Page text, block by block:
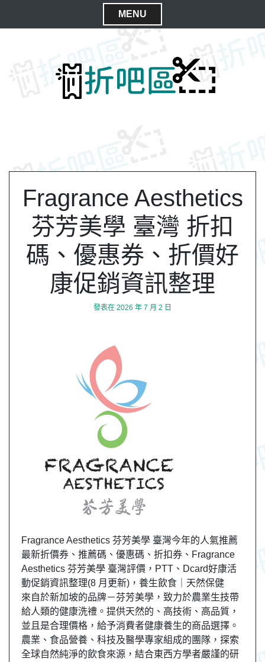
MENU
C
Fragrance Aesthetics
芬芳美學 臺灣 折扣
碼、優惠券、折價好
康促銷資訊整理
發表在 2026 年 7 月 2 日
Fragrance Aesthetics 芬芳美學 臺灣今年的人氣推薦
最新折價券、推薦碼、優惠碼、折扣券、Fragrance
Aesthetics 芬芳美學 臺灣評價，PTT、Dcard好康活
動促銷資訊整理(8 月更新)，養生飲食｜天然保健
來自於新加坡的品牌－芬芳美學，致力於農業生技帶
給人類的健康洗禮。提供天然的、高技術、高品質，
並且是合理價格，給予消費者健康養生的商品選擇。
農業、食品營養、科技及醫學專家組成的團隊，探索
全球自然純淨的飲食來源，結合東西方學者嚴謹的研